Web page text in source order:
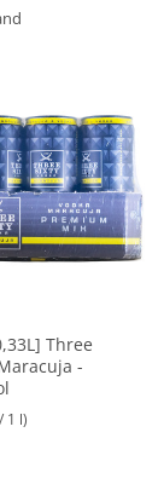
Three
-
1 l)